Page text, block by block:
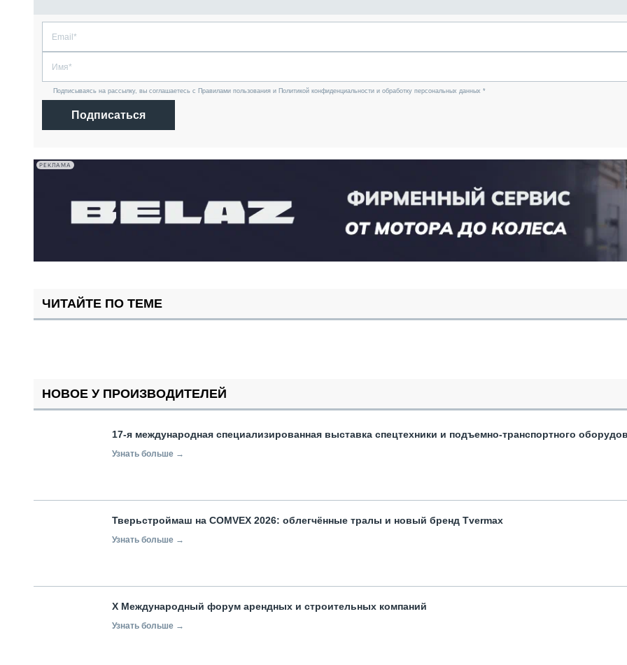
Подписываясь на рассылку, вы соглашаетесь с Правилами пользования и Политикой конфиденциальности и обработку персональных данных *
Подписаться
РЕКЛАМА
ЧИТАЙТЕ ПО ТЕМЕ
НОВОЕ У ПРОИЗВОДИТЕЛЕЙ
17-я международная специализированная выставка спецтехники и подъемно-транспортного
Узнать больше →
Тверьстроймаш на COMVEX 2026: облегчённые тралы и новый бренд Tvermax
Узнать больше →
X Международный форум арендных и строительных компаний
Узнать больше →